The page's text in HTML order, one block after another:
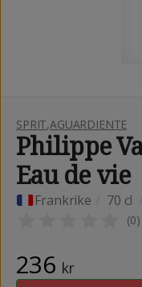
SPRIT,AGUARDIENTE
Philippe
Eau de vie
Frankrike 70 cl
(0)
236 kr